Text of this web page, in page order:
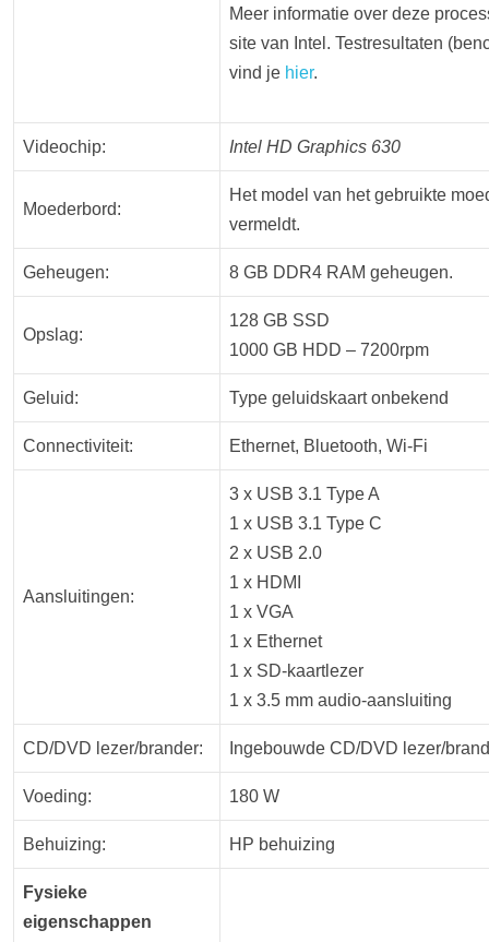
Meer informatie over deze
site van Intel. Testresultaten
vind je hier.
Videochip: Intel HD Graphics 630
Moederbord:
Het model van het gebruikte
vermeldt.
Geheugen: 8 GB DDR4 RAM geheugen.
Opslag:
128 GB SSD
1000 GB HDD – 7200rpm
Geluid: Type geluidskaart onbekend
Connectiviteit: Ethernet, Bluetooth, Wi-Fi
Aansluitingen:
3 x USB 3.1 Type A
1 x USB 3.1 Type C
2 x USB 2.0
1 x HDMI
1 x VGA
1 x Ethernet
1 x SD-kaartlezer
1 x 3.5 mm audio-aansluiting
CD/DVD lezer/brander: Ingebouwde CD/DVD lezer/
Voeding: 180 W
Behuizing: HP behuizing
Fysieke
eigenschappen